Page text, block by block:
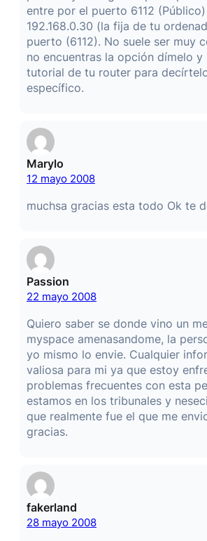
entre por el puerto 6112
192.168.0.30 (la fija de tu
puerto (6112). No suele ser muy
no encuentras la opción dímelo y
tutorial de tu router para
específico.
Marylo
12 mayo 2008
muchsa gracias esta todo Ok te
Passion
22 mayo 2008
Quiero saber se donde vino un
myspace amenasandome, la
yo mismo lo envie. Cualquier
valiosa para mi ya que estoy
problemas frecuentes con esta
estamos en los tribunales y
que realmente fue el que me
gracias.
fakerland
28 mayo 2008